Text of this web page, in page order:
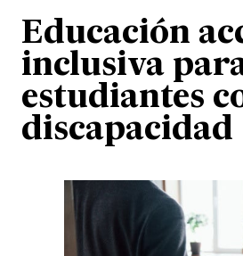
Educación
inclusiva
estudiantes
discapacidad